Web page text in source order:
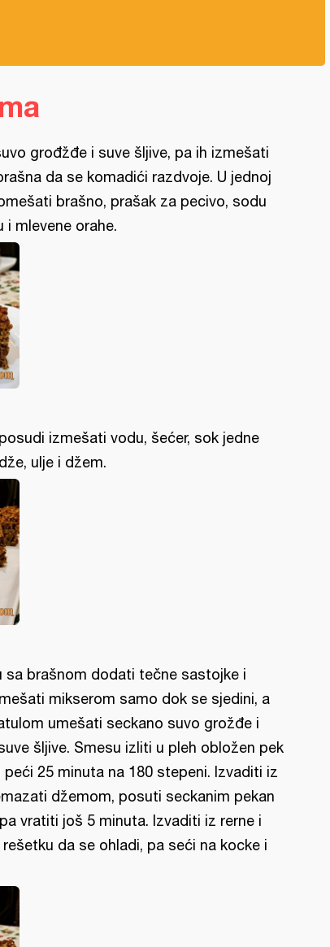
grođžđe i suve šljive, pa ih izmešati
da se komadići razdvoje. U jednoj
brašno, prašak za pecivo, sodu
i mlevene orahe.
izmešati vodu, šećer, sok jedne
ulje i džem.
sa brašnom dodati tečne sastojke i
mikserom samo dok se sjedini, a
umešati seckano suvo grožđe i
šljive. Smesu izliti u pleh obložen pek
peći 25 minuta na 180 stepeni. Izvaditi iz
džemom, posuti seckanim pekan
vratiti još 5 minuta. Izvaditi iz rerne i
da se ohladi, pa seći na kocke i